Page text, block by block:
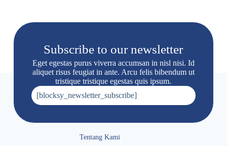
Subscribe to our newsletter
Eget egestas purus viverra accumsan in nisl nisi. Id
aliquet risus feugiat in ante. Arcu felis bibendum ut
tristique tristique egestas quis ipsum.
[blocksy_newsletter_subscribe]
Tentang Kami